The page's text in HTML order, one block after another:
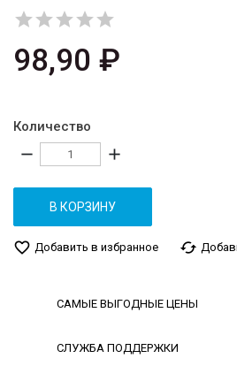

98,90 ₽
Количество
remove add
В КОРЗИНУ
favorite_border Добавить в избранное cached
САМЫЕ ВЫГОДНЫЕ ЦЕНЫ
СЛУЖБА ПОДДЕРЖКИ